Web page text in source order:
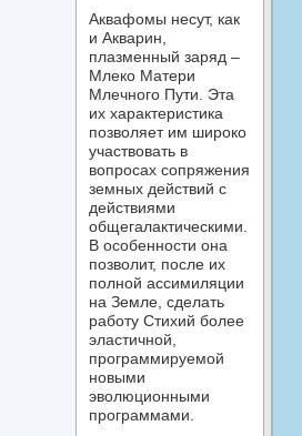
Аквафомы несут, как
и Акварин,
плазменный заряд –
Млеко Матери
Млечного Пути. Эта
их характеристика
позволяет им широко
участвовать в
вопросах сопряжения
земных действий с
действиями
общегалактическими.
В особенности она
позволит, после их
полной ассимиляции
на Земле, сделать
работу Стихий более
эластичной,
программируемой
новыми
эволюционными
программами.